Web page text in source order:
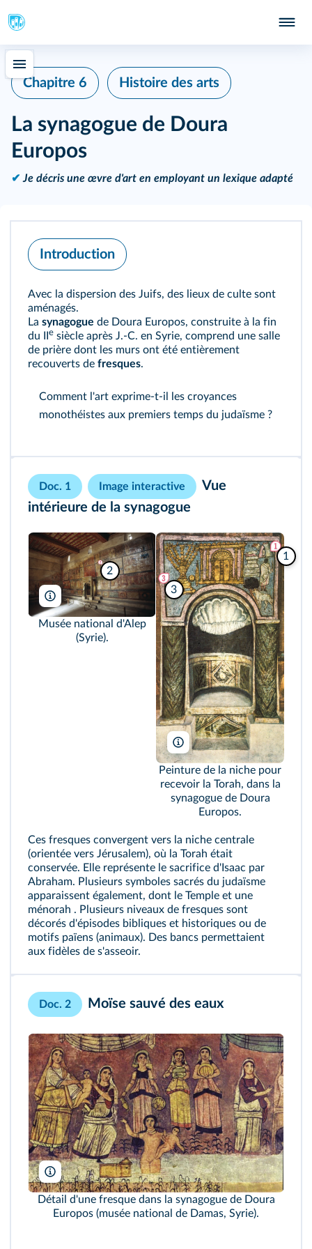
Chapitre 6 Histoire des arts
La synagogue de Doura
Europos
✔ Je décris une œvre d'art en employant un lexique adapté
Introduction
Avec la dispersion des Juifs, des lieux de culte sont
aménagés.
La synagogue de Doura Europos, construite à la fin
du II e siècle après J.-C. en Syrie, comprend une salle
de prière dont les murs ont été entièrement
recouverts de fresques.
Comment l'art exprime-t-il les croyances
monothéistes aux premiers temps du judaïsme ?
Doc. 1 Image interactive
Vue
intérieure de la synagogue
2
Philippe Maillard/AKG
Musée national d'Alep
(Syrie).
1
3
Z. Radovan/Bible Land Pictures/
Peinture de la niche pour
recevoir la Torah, dans la
synagogue de Doura
Europos.
Ces fresques convergent vers la niche centrale
(orientée vers Jérusalem), où la Torah était
conservée. Elle représente le sacrifice d'Isaac par
Abraham. Plusieurs symboles sacrés du judaïsme
apparaissent également, dont le Temple et une
ménorah . Plusieurs niveaux de fresques sont
décorés d'épisodes bibliques et historiques ou de
motifs païens (animaux). Des bancs permettaient
aux fidèles de s'asseoir.
Doc. 2 Moïse sauvé des eaux
Pictures From History/AKG
Détail d'une fresque dans la synagogue de Doura
Europos (musée national de Damas, Syrie).